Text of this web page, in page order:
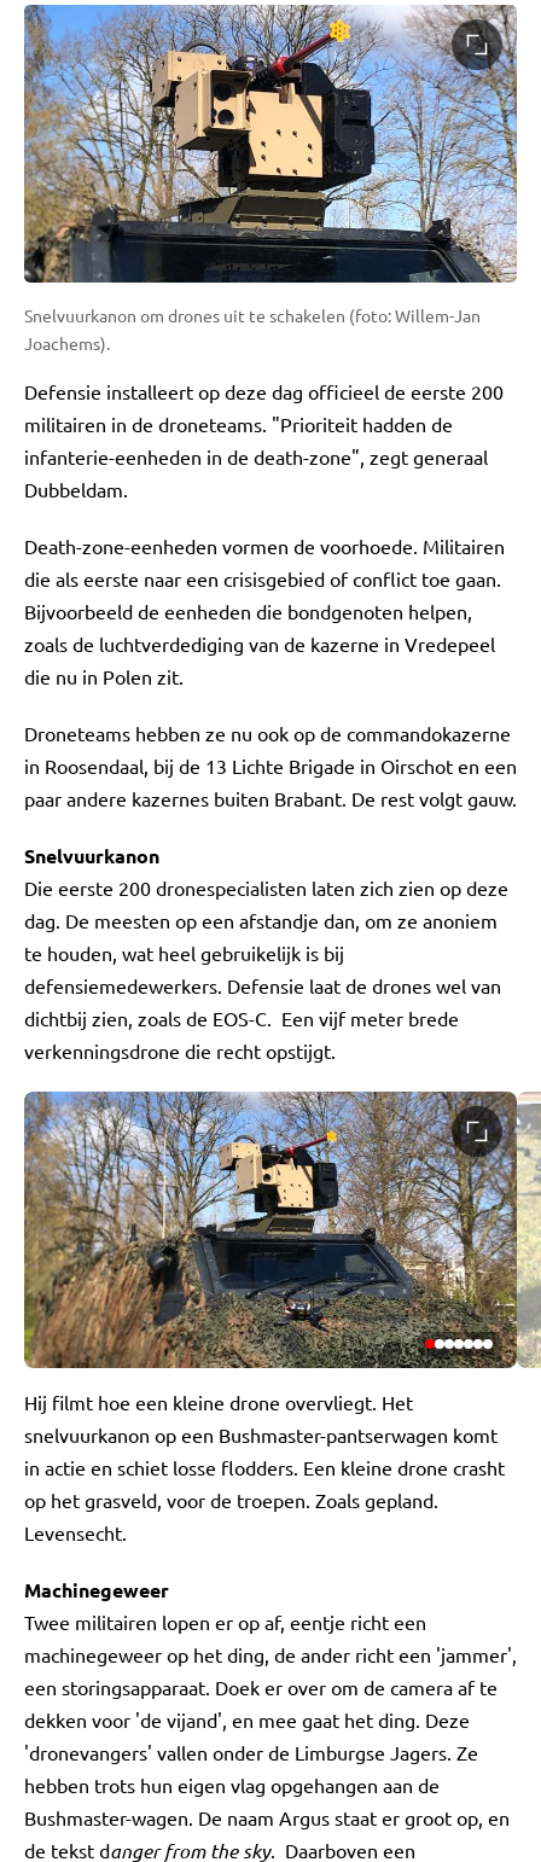
Snelvuurkanon om drones uit te schakelen (foto: Willem-Jan
Joachems).
Defensie installeert op deze dag officieel de eerste 200
militairen in de droneteams. "Prioriteit hadden de
infanterie-eenheden in de death-zone", zegt generaal
Dubbeldam.
Death-zone-eenheden vormen de voorhoede. Militairen
die als eerste naar een crisisgebied of conflict toe gaan.
Bijvoorbeeld de eenheden die bondgenoten helpen,
zoals de luchtverdediging van de kazerne in Vredepeel
die nu in Polen zit.
Droneteams hebben ze nu ook op de commandokazerne
in Roosendaal, bij de 13 Lichte Brigade in Oirschot en een
paar andere kazernes buiten Brabant. De rest volgt gauw.
Snelvuurkanon
Die eerste 200 dronespecialisten laten zich zien op deze
dag. De meesten op een afstandje dan, om ze anoniem
te houden, wat heel gebruikelijk is bij
defensiemedewerkers. Defensie laat de drones wel van
dichtbij zien, zoals de EOS-C. Een vijf meter brede
verkenningsdrone die recht opstijgt.
Hij filmt hoe een kleine drone overvliegt. Het
snelvuurkanon op een Bushmaster-pantserwagen komt
in actie en schiet losse flodders. Een kleine drone crasht
op het grasveld, voor de troepen. Zoals gepland.
Levensecht.
Machinegeweer
Twee militairen lopen er op af, eentje richt een
machinegeweer op het ding, de ander richt een 'jammer',
een storingsapparaat. Doek er over om de camera af te
dekken voor 'de vijand', en mee gaat het ding. Deze
'dronevangers' vallen onder de Limburgse Jagers. Ze
hebben trots hun eigen vlag opgehangen aan de
Bushmaster-wagen. De naam Argus staat er groot op, en
de tekst danger from the sky. Daarboven een